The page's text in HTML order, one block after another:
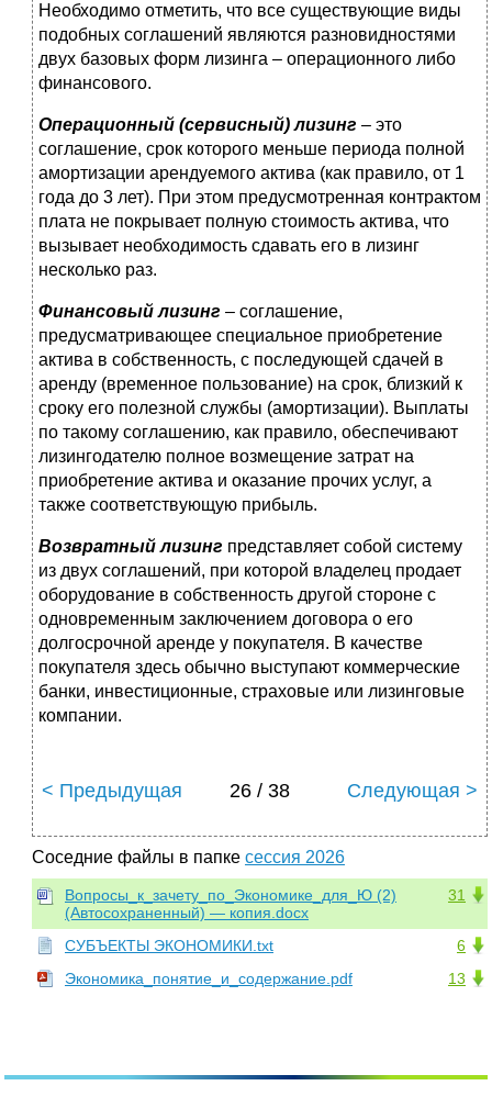
Необходимо отметить, что все существующие виды
подобных соглашений являются разновидностями
двух базовых форм лизинга – операционного либо
финансового.
Операционный (сервисный) лизинг – это
соглашение, срок которого меньше периода полной
амортизации арендуемого актива (как правило, от 1
года до 3 лет). При этом предусмотренная контрактом
плата не покрывает полную стоимость актива, что
вызывает необходимость сдавать его в лизинг
несколько раз.
Финансовый лизинг – соглашение,
предусматривающее специальное приобретение
актива в собственность, с последующей сдачей в
аренду (временное пользование) на срок, близкий к
сроку его полезной службы (амортизации). Выплаты
по такому соглашению, как правило, обеспечивают
лизингодателю полное возмещение затрат на
приобретение актива и оказание прочих услуг, а
также соответствующую прибыль.
Возвратный лизинг представляет собой систему
из двух соглашений, при которой владелец продает
оборудование в собственность другой стороне с
одновременным заключением договора о его
долгосрочной аренде у покупателя. В качестве
покупателя здесь обычно выступают коммерческие
банки, инвестиционные, страховые или лизинговые
компании.
< Предыдущая 26 / 38 Следующая >
Соседние файлы в папке сессия 2026
31
Вопросы_к_зачету_по_Экономике_для_Ю (2)
(Автосохраненный) — копия.docx
6
СУБЪЕКТЫ ЭКОНОМИКИ.txt
13
Экономика_понятие_и_содержание.pdf